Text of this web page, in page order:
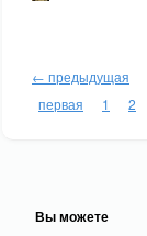
← предыдущая
первая
1 2
Вы можете